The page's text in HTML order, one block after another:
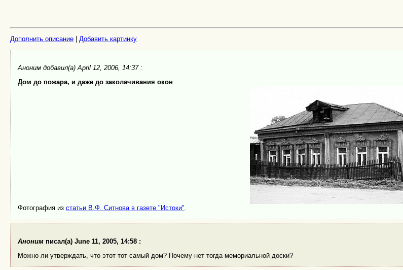
Дополнить описание Добавить картинку
Аноним добавил(а) April 12, 2006, 14:37 :
Дом до пожара, и даже до заколачивания окон
Фотография изстатьи В.Ф. Ситнова в газете "Истоки".
Аноним писал(а) June 11, 2005, 14:58 :
Можно ли утверждать, что этот тот самый дом? Почему нет тогда мемориальной доски?